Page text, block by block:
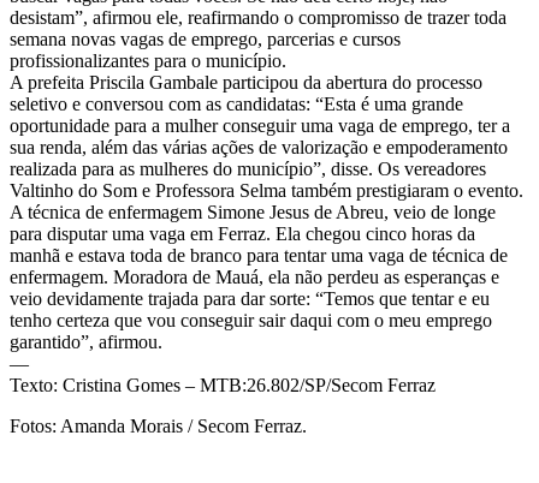
desistam”, afirmou ele, reafirmando o compromisso de trazer toda
semana novas vagas de emprego, parcerias e cursos
profissionalizantes para o município.
A prefeita Priscila Gambale participou da abertura do processo
seletivo e conversou com as candidatas: “Esta é uma grande
oportunidade para a mulher conseguir uma vaga de emprego, ter a
sua renda, além das várias ações de valorização e empoderamento
realizada para as mulheres do município”, disse. Os vereadores
Valtinho do Som e Professora Selma também prestigiaram o evento.
A técnica de enfermagem Simone Jesus de Abreu, veio de longe
para disputar uma vaga em Ferraz. Ela chegou cinco horas da
manhã e estava toda de branco para tentar uma vaga de técnica de
enfermagem. Moradora de Mauá, ela não perdeu as esperanças e
veio devidamente trajada para dar sorte: “Temos que tentar e eu
tenho certeza que vou conseguir sair daqui com o meu emprego
garantido”, afirmou.
—
Texto: Cristina Gomes – MTB:26.802/SP/Secom Ferraz
Fotos: Amanda Morais / Secom Ferraz.